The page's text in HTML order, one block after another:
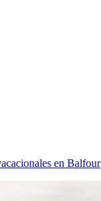
en Balfour